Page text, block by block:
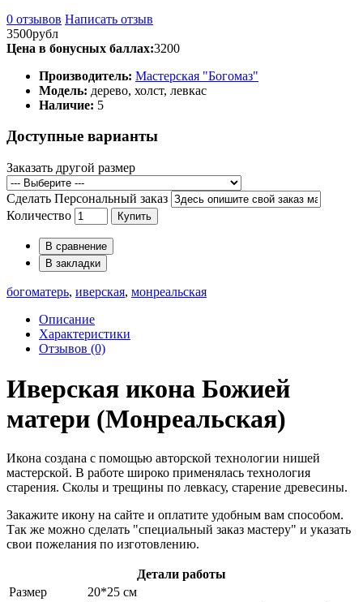
0 отзывов Написать отзыв
3500рубл
Цена в бонусных баллах:3200
Производитель: Мастерская "Богомаз"
Модель: дерево, холст, левкас
Наличие: 5
Доступные варианты
Заказать другой размер
Сделать Персональный заказ
Количество
Купить
В сравнение
В закладки
богоматерь, иверская, монреальская
Описание
Характеристики
Отзывов (0)
Иверская икона Божией
матери (Монреальская)
Икона создана с помощью авторской технологии нишей
мастерской. В работе широко применялась технология
старения. Сколы и трещины по левкасу, старение древесины.
Закажите икону на сайте и оплатите удобным вам способом.
Так же можно сделать "специальный заказ мастеру" и указать
свои пожелания по изготовлению.
Детали работы
Размер
20*25 см